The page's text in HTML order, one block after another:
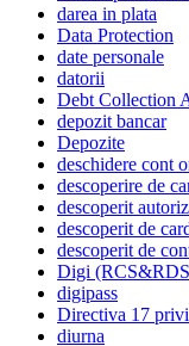
darea in plata
Data Protection
date personale
datorii
Debt Collection
depozit bancar
Depozite
deschidere cont
descoperire de
descoperit
descoperit de
descoperit de
Digi
digipass
Directiva 17
diurna